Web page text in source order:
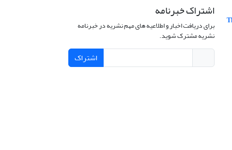
اشتراک خبرنامه
برای دریافت اخبار و اطلاعیه های مهم نشریه در خبرنامه
نشریه مشترک شوید.
اشتراک